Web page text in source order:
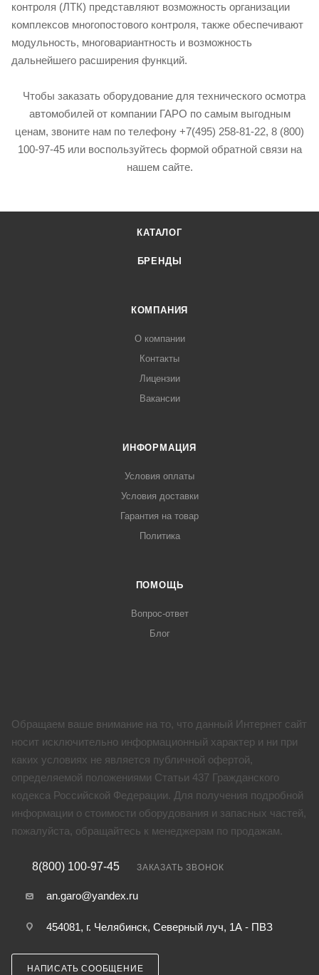
контроля (ЛТК) представляют возможность организации
комплексов многопостового контроля, также обеспечивают
модульность, многовариантность и возможность
дальнейшего расширения функций.
Чтобы заказать оборудование для технического осмотра
автомобилей от компании ГАРО по самым выгодным
ценам, звоните нам по телефону +7(495) 258-81-22, 8 (800)
100-97-45 или воспользуйтесь формой обратной связи на
нашем сайте.
КАТАЛОГ
БРЕНДЫ
КОМПАНИЯ
О компании
Контакты
Лицензии
Вакансии
ИНФОРМАЦИЯ
Условия оплаты
Условия доставки
Гарантия на товар
Политика
ПОМОЩЬ
Вопрос-ответ
Блог
Обращаем ваше внимание на то, что данный Интернет сайт
носит исключительно информационный характер и ни при
каких условиях не является публичной офертой,
определяемой положениями Статьи 437 Гражданского
кодекса Российской Федерации. Для получения подробной
информации о стоимости оборудования и запасных частей,
пожалуйста, обращайтесь к менеджерам по продажам.
8(800) 100-97-45 ЗАКАЗАТЬ ЗВОНОК
an.garo@yandex.ru
454081, г. Челябинск, Северный луч, 1А - ПВЗ
НАПИСАТЬ СООБЩЕНИЕ